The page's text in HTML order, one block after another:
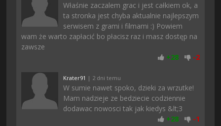
Właśnie zaczalem grac i jest całkiem ok, a
ta stronka jest chyba aktualnie najlepszym
serwisem z grami i filmami :) Powiem
wam że warto zapłacić bo płacisz raz i masz dostęp na
zawsze
+28 -2
Krater91 | 2 dni temu
W sumie nawet spoko, dzieki za wrzutke!
Mam nadzieje ze bedziecie codziennie
dodawac nowosci tak jak kiedys &lt;3
+28 -1